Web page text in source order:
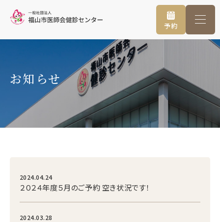
予約
お知らせ
2024.04.24
２０２４年度５月のご予約 空き状況です！
2024.03.28